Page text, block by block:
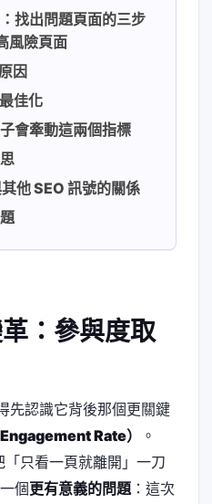
找出問題頁面的三步
風險頁面
因
佳化
會牽動這兩個指標
他 SEO 訊號的關係
：參與度取
先認識它背後那個更關鍵
Rate）
。
只看一頁就離開」一刀
個更有意義的問題 ：這次